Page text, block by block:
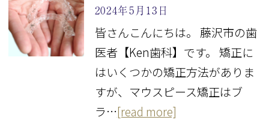
2024年5月13日
皆さんこんにちは。 藤沢市の歯
医者【Ken歯科】です。 矯正に
はいくつかの矯正方法がありま
すが、マウスピース矯正はブ
ラ…[read more]